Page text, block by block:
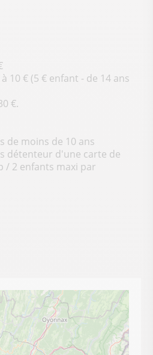
10 € (5 € enfant - de 14 ans
€.
de moins de 10 ans
détenteur d'une carte de
/ 2 enfants maxi par